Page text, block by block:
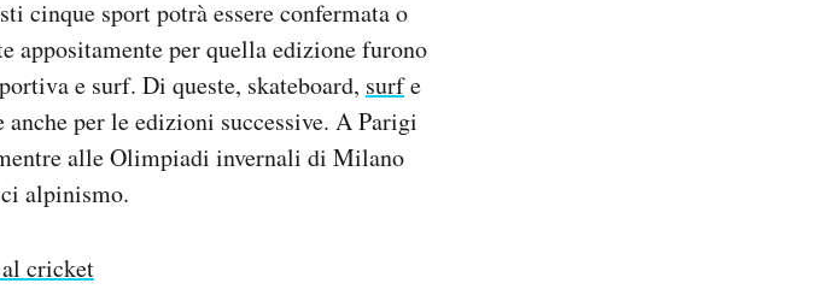
cinque sport potrà essere confermata o
appositamente per quella edizione furono
e surf. Di queste, skateboard, surfe
per le edizioni successive. A Parigi
alle Olimpiadi invernali di Milano
alpinismo.
cricket